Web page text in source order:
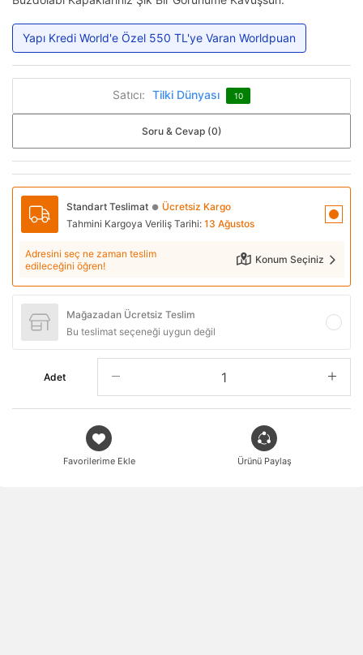
Yapı Kredi World'e Özel 550 TL'ye Varan Worldpuan
Satıcı: Tilki Dünyası 10
Soru & Cevap (0)
Standart Teslimat ● Ücretsiz Kargo
Tahmini Kargoya Veriliş Tarihi: 13 Ağustos
Adresini seç ne zaman teslim
edileceğini öğren!
Konum Seçiniz
Mağazadan Ücretsiz Teslim
Bu teslimat seçeneği uygun değil
Adet
Favorilerime Ekle Ürünü Paylaş